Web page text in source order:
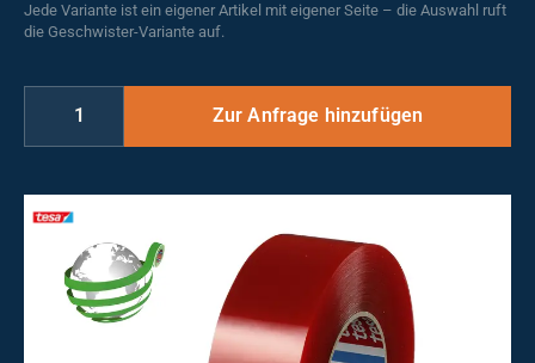
Jede Variante ist ein eigener Artikel mit eigener Seite – die Auswahl ruft
die Geschwister-Variante auf.